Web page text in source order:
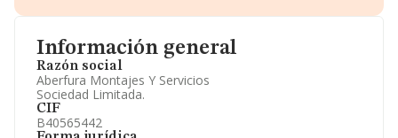
Información general
Razón social
Aberfura Montajes Y Servicios
Sociedad Limitada.
CIF
B40565442
Accionistas.
Artículos de prensa publicados sobre la empresa.
Información oficial y registral complementaria.